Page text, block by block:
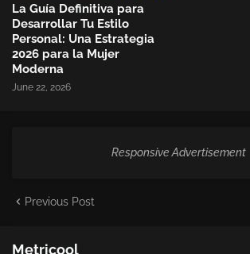
La Guía Definitiva para
Desarrollar Tu Estilo
Personal: Una Estrategia
2026 para la Mujer
Moderna
June 22, 2026
Responsive Advertisement
Previous Post
Metricool